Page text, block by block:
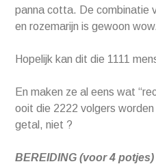
panna cotta. De combinatie
en rozemarijn is gewoon wow.
Hopelijk kan dit die 1111
En maken ze al eens wat
ooit die 2222 volgers
getal, niet ?
BEREIDING (voor 4 potjes)